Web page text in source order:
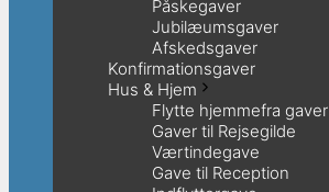
Påskegaver
Jubilæumsgaver
Afskedsgaver
Konfirmationsgaver
Hus & Hjem
Flytte hjemmefra gaver
Gaver til Rejsegilde
Værtindegave
Gave til Reception